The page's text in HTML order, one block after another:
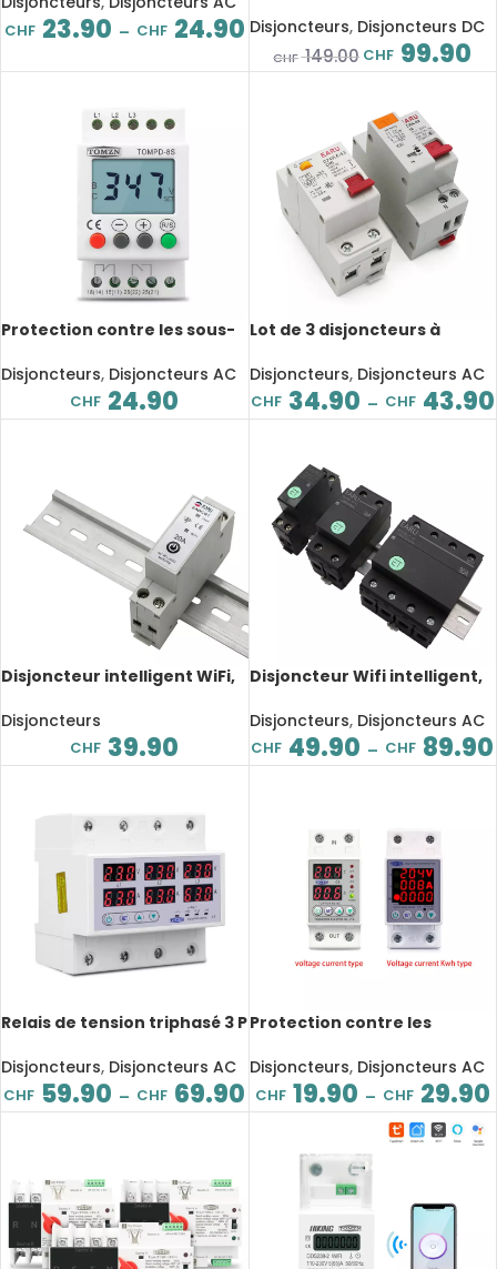
automatique
CHF 23.90 – CHF 24.90 solaire, protection contre la
pluie IP65, DC 600V
Disjoncteurs, Disjoncteurs DC
CHF149.00 CHF 99.90
Protection contre les sous-
protection des séquences,
Rail DIN réglable, 3 phases
Disjoncteurs, Disjoncteurs AC
CHF 24.90
Lot de 3 disjoncteurs à
contre la surcharge, 230V
1P+N
Disjoncteurs, Disjoncteurs AC
CHF 34.90 – CHF 43.90
Disjoncteur intelligent WiFi,
Smart, eWeLink pour Alexa
Google Home Assistant
Disjoncteurs
CHF 39.90
Disjoncteur Wifi intelligent,
Home
Disjoncteurs, Disjoncteurs AC
CHF 49.90 – CHF 89.90
Relais de tension triphasé 3 P
ampèremètre, moniteur de
surtension et de sous-
tension
Disjoncteurs, Disjoncteurs AC
CHF 59.90 – CHF 69.90
Protection contre les
rail réglable, protection
relais avec voltmètre
Disjoncteurs, Disjoncteurs AC
CHF 19.90 – CHF 29.90